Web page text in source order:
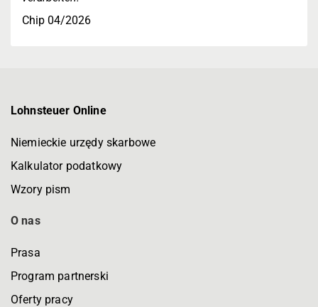
Chip 04/2026
Lohnsteuer Online
Niemieckie urzędy skarbowe
Kalkulator podatkowy
Wzory pism
O nas
Prasa
Program partnerski
Oferty pracy